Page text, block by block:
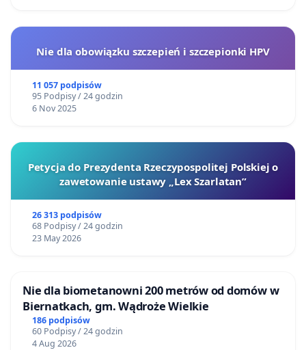
Nie dla obowiązku szczepień i szczepionki HPV
11 057 podpisów
95 Podpisy / 24 godzin
6 Nov 2025
Petycja do Prezydenta Rzeczypospolitej Polskiej o
zawetowanie ustawy „Lex Szarlatan”
26 313 podpisów
68 Podpisy / 24 godzin
23 May 2026
Nie dla biometanowni 200 metrów od domów w
Biernatkach, gm. Wądroże Wielkie
186 podpisów
60 Podpisy / 24 godzin
4 Aug 2026